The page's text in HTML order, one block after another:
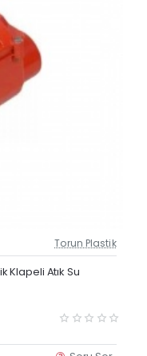
Güncel Fiyat
Torun Plastik
Klapeli Atık Su